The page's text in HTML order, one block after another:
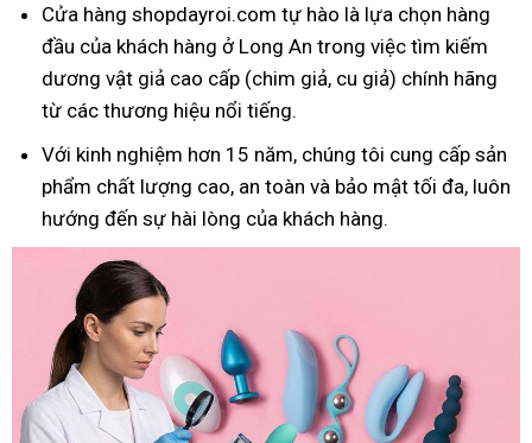
Cửa hàng shopdayroi.com tự hào là lựa chọn hàng
đầu của khách hàng ở Long An trong việc tìm kiếm
dương vật giả cao cấp (chim giả, cu giả) chính hãng
từ các thương hiệu nổi tiếng.
Với kinh nghiệm hơn 15 năm, chúng tôi cung cấp sản
phẩm chất lượng cao, an toàn và bảo mật tối đa, luôn
hướng đến sự hài lòng của khách hàng.